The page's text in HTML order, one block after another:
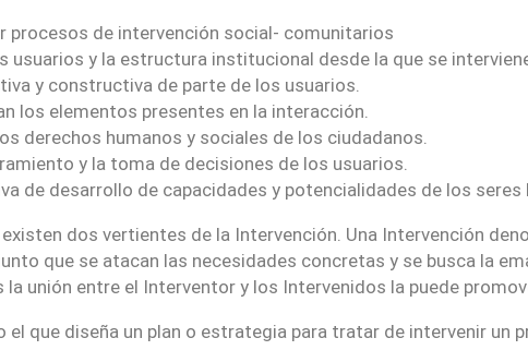
procesos de intervención social- comunitarios
usuarios y la estructura institucional desde la que se
y constructiva de parte de los usuarios.
los elementos presentes en la interacción.
derechos humanos y sociales de los ciudadanos.
y la toma de decisiones de los usuarios.
de desarrollo de capacidades y potencialidades de los seres
dos vertientes de la Intervención. Una Intervención
que se atacan las necesidades concretas y se busca la
la unión entre el Interventor y los Intervenidos la puede
el que diseña un plan o estrategia para tratar de intervenir